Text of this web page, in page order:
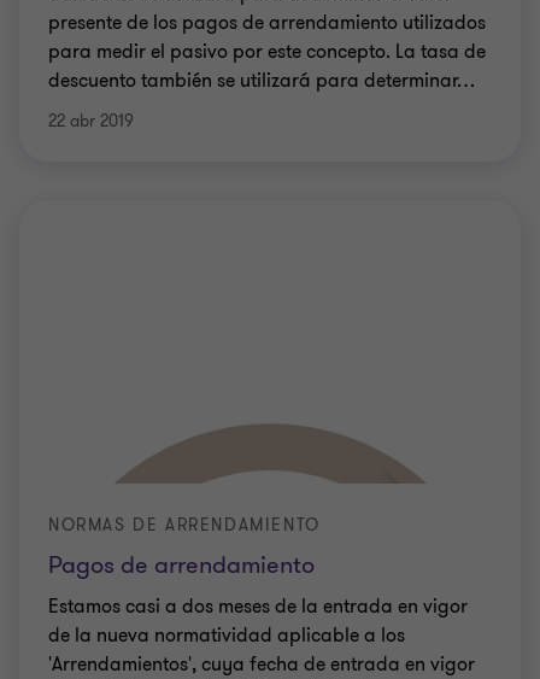
presente de los pagos de arrendamiento utilizados
para medir el pasivo por este concepto. La tasa de
descuento también se utilizará para determinar…
22 abr 2019
Pagos de arrendamiento
NORMAS DE ARRENDAMIENTO
Estamos casi a dos meses de la entrada en vigor
de la nueva normatividad aplicable a los
'Arrendamientos', cuya fecha de entrada en vigor